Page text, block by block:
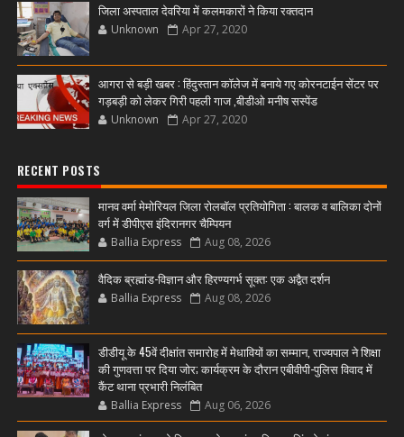
जिला अस्पताल देवरिया में कलमकारों ने किया रक्तदान
Unknown Apr 27, 2020
आगरा से बड़ी खबर : हिंदुस्तान कॉलेज में बनाये गए कोरनटाईन सेंटर पर
गड़बड़ी को लेकर गिरी पहली गाज ,बीडीओ मनीष सस्पेंड
Unknown Apr 27, 2020
RECENT POSTS
मानव वर्मा मेमोरियल जिला रोलबॉल प्रतियोगिता : बालक व बालिका दोनों
वर्ग में डीपीएस इंदिरानगर चैम्पियन
Ballia Express Aug 08, 2026
वैदिक ब्रह्मांड-विज्ञान और हिरण्यगर्भ सूक्त: एक अद्वैत दर्शन
Ballia Express Aug 08, 2026
डीडीयू के 45वें दीक्षांत समारोह में मेधावियों का सम्मान, राज्यपाल ने शिक्षा
की गुणवत्ता पर दिया जोर; कार्यक्रम के दौरान एबीवीपी-पुलिस विवाद में
कैंट थाना प्रभारी निलंबित
Ballia Express Aug 06, 2026